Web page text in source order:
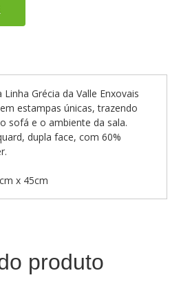
Grécia da Valle Enxovais
estampas únicas, trazendo
sofá e o ambiente da sala.
dupla face, com 60%
x 45cm
produto